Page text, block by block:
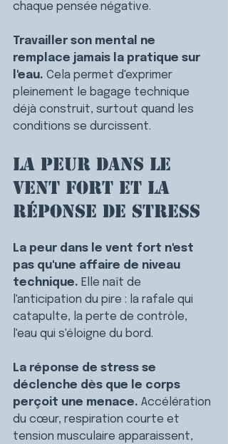
chaque pensée négative.
Travailler son mental ne
remplace jamais la pratique sur
l'eau. Cela permet d'exprimer
pleinement le bagage technique
déjà construit, surtout quand les
conditions se durcissent.
La peur dans le
vent fort et la
réponse de stress
La peur dans le vent fort n'est
pas qu'une affaire de niveau
technique. Elle naît de
l'anticipation du pire : la rafale qui
catapulte, la perte de contrôle,
l'eau qui s'éloigne du bord.
La réponse de stress se
déclenche dès que le corps
perçoit une menace. Accélération
du cœur, respiration courte et
tension musculaire apparaissent,